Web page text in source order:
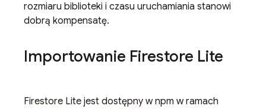
rozmiaru biblioteki i czasu uruchamiania stanowi
dobrą kompensatę.
Importowanie Firestore Lite
Firestore Lite jest dostępny w npm w ramach